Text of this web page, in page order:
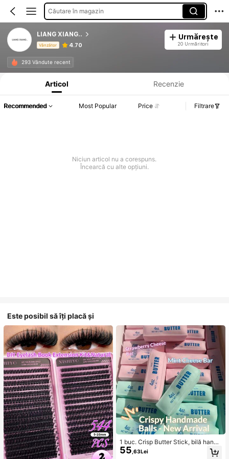
Căutare în magazin
LIANG XIANG..
Vânzător 4.70
Urmărește
20 Urmăritori
293 Vândute recent
Informații despre produs: Divulgarea prețului, detalii privind vânzările și stocul.
Articol Recenzie
Recommended Most Popular Price Filtrare
Niciun articol nu a corespuns.
Încearcă cu alte opțiuni.
Este posibil să îți placă și
1 buc. Crisp Butter Stick, bilă hand
made pentru eliberarea stresului cu
control vocal, jucărie realistă în for
55 ,63Lei